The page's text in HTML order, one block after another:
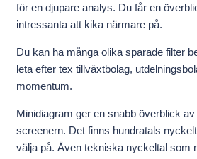
för en djupare analys. Du får en
intressanta att kika närmare på.
Du kan ha många olika sparade filter
leta efter tex tillväxtbolag,
momentum.
Minidiagram ger en snabb överblick
screenern. Det finns hundratals
välja på. Även tekniska nyckeltal som